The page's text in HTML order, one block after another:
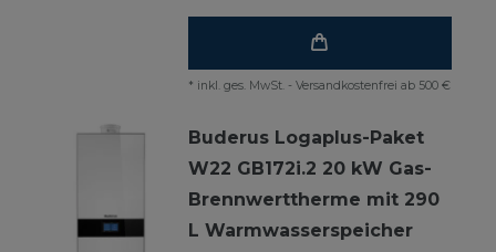
* inkl. ges. MwSt. - Versandkostenfrei ab 500 €
Buderus Logaplus-Paket
W22 GB172i.2 20 kW Gas-
Brennwerttherme mit 290
L Warmwasserspeicher